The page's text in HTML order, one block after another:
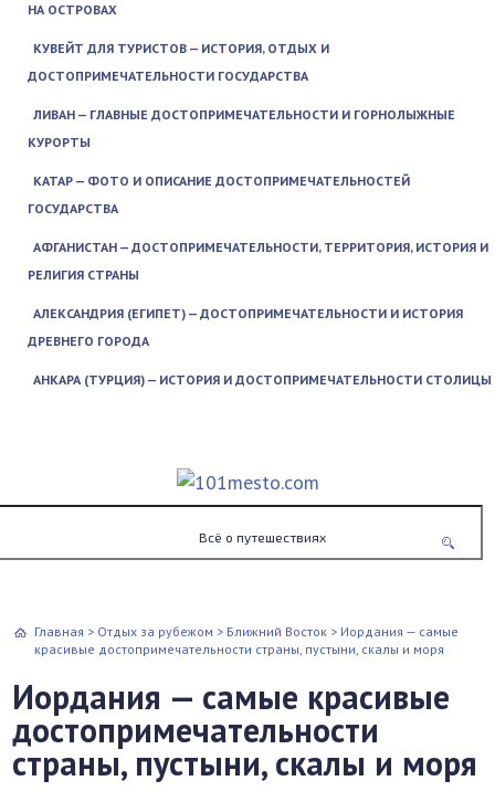
НА ОСТРОВАХ
КУВЕЙТ ДЛЯ ТУРИСТОВ — ИСТОРИЯ, ОТДЫХ И
ДОСТОПРИМЕЧАТЕЛЬНОСТИ ГОСУДАРСТВА
ЛИВАН — ГЛАВНЫЕ ДОСТОПРИМЕЧАТЕЛЬНОСТИ И ГОРНОЛЫЖНЫЕ
КУРОРТЫ
КАТАР — ФОТО И ОПИСАНИЕ ДОСТОПРИМЕЧАТЕЛЬНОСТЕЙ
ГОСУДАРСТВА
АФГАНИСТАН — ДОСТОПРИМЕЧАТЕЛЬНОСТИ, ТЕРРИТОРИЯ, ИСТОРИЯ И
РЕЛИГИЯ СТРАНЫ
АЛЕКСАНДРИЯ (ЕГИПЕТ) — ДОСТОПРИМЕЧАТЕЛЬНОСТИ И ИСТОРИЯ
ДРЕВНЕГО ГОРОДА
АНКАРА (ТУРЦИЯ) — ИСТОРИЯ И ДОСТОПРИМЕЧАТЕЛЬНОСТИ СТОЛИЦЫ
Всё о путешествиях
Главная > Отдых за рубежом > Ближний Восток > Иордания — самые
красивые достопримечательности страны, пустыни, скалы и моря
Иордания — самые красивые
достопримечательности
страны, пустыни, скалы и моря